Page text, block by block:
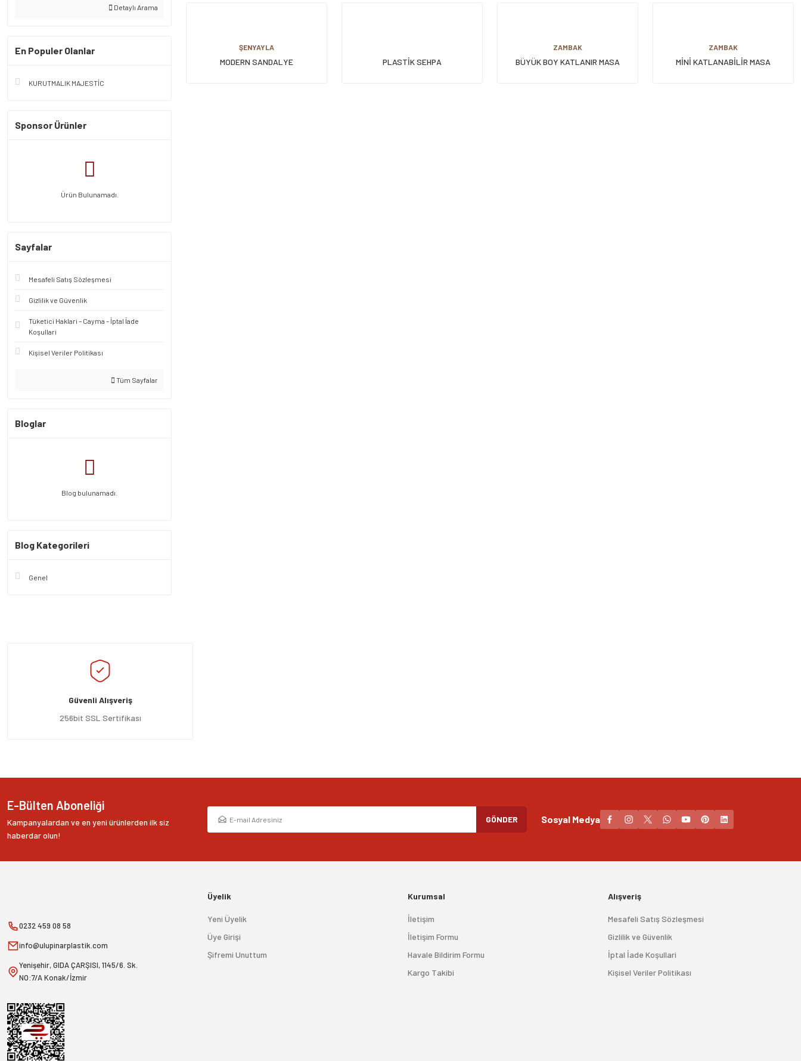
Detaylı Arama
En Populer Olanlar
KURUTMALIK MAJESTİC
Sponsor Ürünler
Ürün Bulunamadı.
Sayfalar
Mesafeli Satış Sözleşmesi
Gizlilik ve Güvenlik
Tüketici Haklari – Cayma – İptal İade
Koşullari
Kişisel Veriler Politikası
Tüm Sayfalar
Bloglar
Blog bulunamadı.
Blog Kategorileri
Genel
ŞENYAYLA
MODERN SANDALYE PLASTİK SEHPA
ZAMBAK
BÜYÜK BOY KATLANIR MASA
ZAMBAK
MİNİ KATLANABİLİR MASA
Güvenli Alışveriş
256bit SSL Sertifikası
E-Bülten Aboneliği
Kampanyalardan ve en yeni ürünlerden ilk siz
haberdar olun!
GÖNDER Sosyal Medya
0232 459 08 58
info@ulupinarplastik.com
Yenişehir, GIDA ÇARŞISI, 1145/6. Sk.
NO:7/A Konak/İzmir
Üyelik
Yeni Üyelik
Üye Girişi
Şifremi Unuttum
Kurumsal
İletişim
İletişim Formu
Havale Bildirim Formu
Kargo Takibi
Alışveriş
Mesafeli Satış Sözleşmesi
Gizlilik ve Güvenlik
İptal İade Koşullari
Kişisel Veriler Politikası